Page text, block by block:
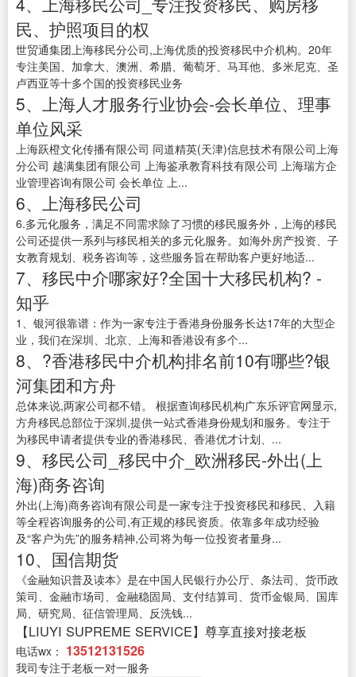
民、护照项目的权
世贸通集团上海移民分公司,上海优质的投资移民中介机构。20年
专注美国、加拿大、澳洲、希腊、葡萄牙、马耳他、多米尼克、圣
卢西亚等十多个国的投资移民业务
5、上海人才服务行业协会-会长单位、理事
单位风采
上海跃橙文化传播有限公司 同道精英(天津)信息技术有限公司上海
分公司 越满集团有限公司 上海鉴承教育科技有限公司 上海瑞方企
业管理咨询有限公司 会长单位 上...
6、上海移民公司
6.多元化服务，满足不同需求除了习惯的移民服务外，上海的移民
公司还提供一系列与移民相关的多元化服务。如海外房产投资、子
女教育规划、税务咨询等，这些服务旨在帮助客户更好地适...
7、移民中介哪家好?全国十大移民机构? -
知乎
1、银河很靠谱：作为一家专注于香港身份服务长达17年的大型企
业，我们在深圳、北京、上海和香港设有多个...
8、?香港移民中介机构排名前10有哪些?银
河集团和方舟
总体来说,两家公司都不错。 根据查询移民机构广东乐评官网显示,
方舟移民总部位于深圳,提供一站式香港身份规划和服务。专注于
为移民申请者提供专业的香港移民、香港优才计划、...
9、移民公司_移民中介_欧洲移民-外出(上
海)商务咨询
外出(上海)商务咨询有限公司是一家专注于投资移民和移民、入籍
等全程咨询服务的公司,有正规的移民资质。依靠多年成功经验
及“客户为先”的服务精神,公司将为每一位投资者量身...
10、国信期货
《金融知识普及读本》是在中国人民银行办公厅、条法司、货币政
策司、金融市场司、金融稳固局、支付结算司、货币金银局、国库
局、研究局、征信管理局、反洗钱...
【LIUYI SUPREME SERVICE】尊享直接对接老板
电话wx： 13512131526
我司专注于老板一对一服务